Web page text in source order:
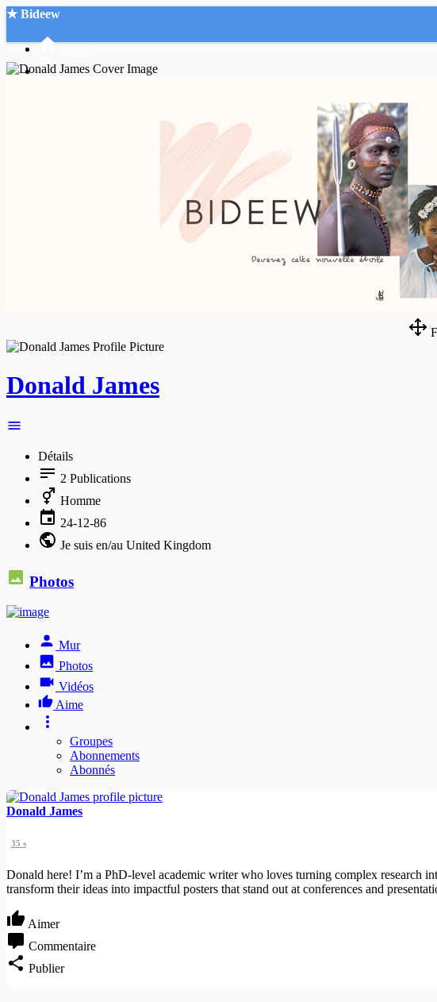
★ Bideew
Donald James
Détails
2 Publications
Homme
24-12-86
Je suis en/au United Kingdom
Photos
Mur
Photos
Vidéos
Aime
Groupes
Abonnements
Abonnés
Donald James
35 s
Donald here! I’m a PhD-level academic writer who loves turning complex research
transform their ideas into impactful posters that stand out at conferences and
Aimer
Commentaire
Publier